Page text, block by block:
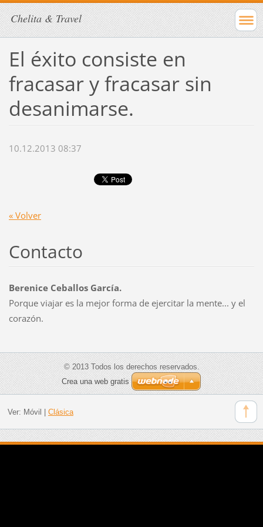
Chelita & Travel
El éxito consiste en
fracasar y fracasar sin
desanimarse.
10.12.2013 08:37
« Volver
Contacto
Berenice Ceballos García.
Porque viajar es la mejor forma de ejercitar la mente... y el
corazón.
© 2013 Todos los derechos reservados.
Crea una web gratis
Ver: Móvil Clásica